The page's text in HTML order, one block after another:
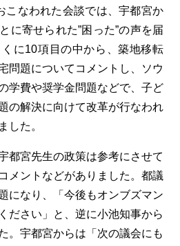
こなわれた会談では、宇都宮か
に寄せられた”困った”の声を届
に10項目の中から、築地移転
問題についてコメントし、ソウ
学費や奨学金問題などで、子ど
の解決に向けて改革が行なわれ
した。
都宮先生の政策は参考にさせて
メントなどがありました。都議
になり、「今後もオンブズマン
ださい」と、逆に小池知事から
。宇都宮からは「次の議会にも